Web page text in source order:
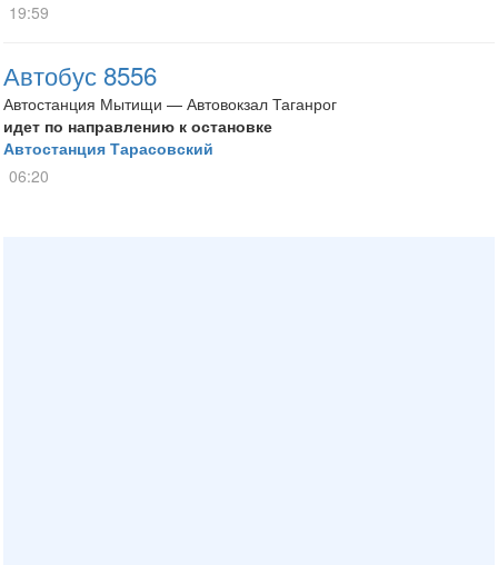
19:59
Автобус 8556
Автостанция Мытищи — Автовокзал Таганрог
идет по направлению к остановке
Автостанция Тарасовский
06:20